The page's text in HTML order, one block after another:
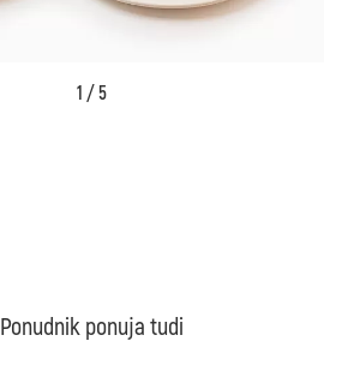
1 / 5
Ponudnik ponuja tudi